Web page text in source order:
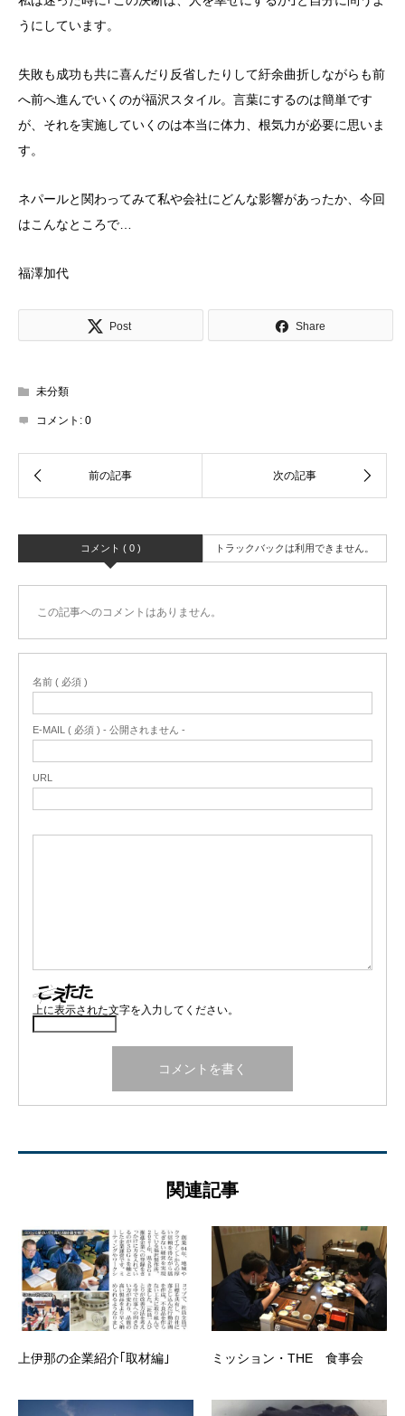
うにしています。
失敗も成功も共に喜んだり反省したりして紆余曲折しながらも前
へ前へ進んでいくのが福沢スタイル。言葉にするのは簡単です
が、それを実施していくのは本当に体力、根気力が必要に思いま
す。
ネパールと関わってみて私や会社にどんな影響があったか、今回
はこんなところで…
福澤加代
Post Share
未分類
コメント: 0
コメント ( 0 ) トラックバックは利用できません。
この記事へのコメントはありません。
名前 ( 必須 )
E-MAIL ( 必須 ) - 公開されません -
URL
上に表示された文字を入力してください。
関連記事
上伊那の企業紹介｢取材編｣ ミッション・THE 食事会